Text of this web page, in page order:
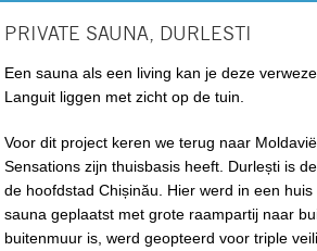
PRIVATE SAUNA, DURLESTI
Een sauna als een living kan je deze
Languit liggen met zicht op de tuin.
Voor dit project keren we terug naar
Sensations zijn thuisbasis heeft. Durlești is
de hoofdstad Chișinău. Hier werd in een
sauna geplaatst met grote raampartij naar
buitenmuur is, werd geopteerd voor triple